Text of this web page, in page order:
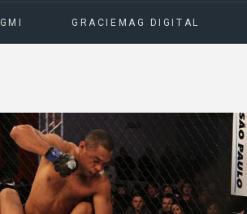
GMI GRACIEMAG DIGITAL